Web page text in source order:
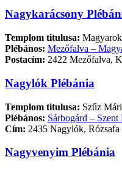
Nagykarácsony
Templom titulusa:
Plébános: Mezőfalva –
Postacím: 2422 Mezőfalva,
Nagylók Plébánia
Templom titulusa: Szűz
Plébános: Sárbogárd –
Cím: 2435 Nagylók, Rózsafa
Nagyvenyim Plébánia